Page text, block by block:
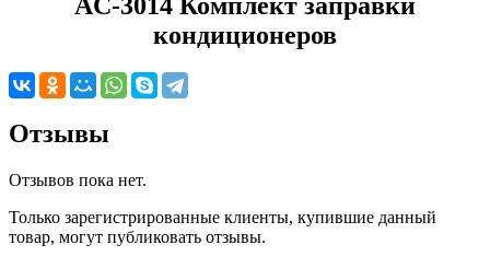
кондиционеров
Отзывы
Отзывов пока нет.
Только зарегистрированные клиенты, купившие данный
товар, могут публиковать отзывы.